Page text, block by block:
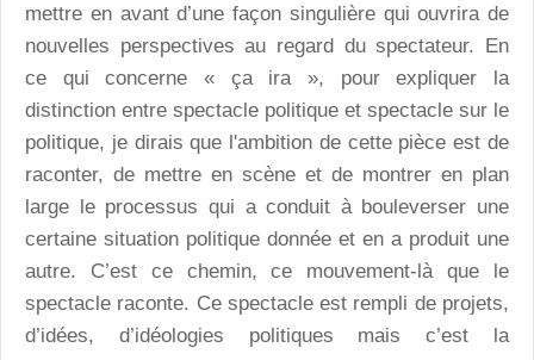
mettre en avant d’une façon singulière qui ouvrira de
nouvelles perspectives au regard du spectateur. En
ce qui concerne « ça ira », pour expliquer la
distinction entre spectacle politique et spectacle sur le
politique, je dirais que l'ambition de cette pièce est de
raconter, de mettre en scène et de montrer en plan
large le processus qui a conduit à bouleverser une
certaine situation politique donnée et en a produit une
autre. C’est ce chemin, ce mouvement-là que le
spectacle raconte. Ce spectacle est rempli de projets,
d’idées, d’idéologies politiques mais c’est la